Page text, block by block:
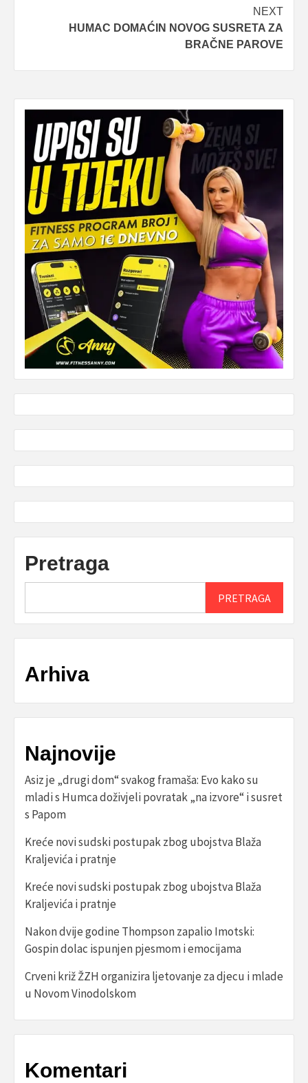
NEXT
HUMAC DOMAĆIN NOVOG SUSRETA ZA
BRAČNE PAROVE
Pretraga
PRETRAGA
Arhiva
Najnovije
Asiz je „drugi dom“ svakog framaša: Evo kako su
mladi s Humca doživjeli povratak „na izvore“ i susret
s Papom
Kreće novi sudski postupak zbog ubojstva Blaža
Kraljevića i pratnje
Kreće novi sudski postupak zbog ubojstva Blaža
Kraljevića i pratnje
Nakon dvije godine Thompson zapalio Imotski:
Gospin dolac ispunjen pjesmom i emocijama
Crveni križ ŽZH organizira ljetovanje za djecu i mlade
u Novom Vinodolskom
Komentari